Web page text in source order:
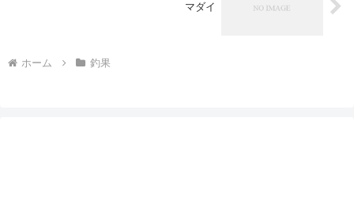
マダイ
ホーム 釣果